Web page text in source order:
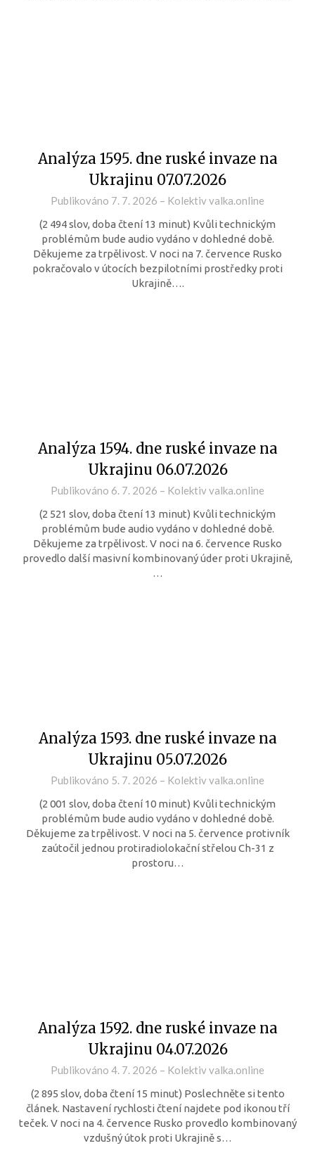
Analýza 1595. dne ruské invaze na
Ukrajinu 07.07.2026
Publikováno 7. 7. 2026 – Kolektiv valka.online
(2 494 slov, doba čtení 13 minut) Kvůli technickým
problémům bude audio vydáno v dohledné době.
Děkujeme za trpělivost. V noci na 7. července Rusko
pokračovalo v útocích bezpilotními prostředky proti
Ukrajině….
Analýza 1594. dne ruské invaze na
Ukrajinu 06.07.2026
Publikováno 6. 7. 2026 – Kolektiv valka.online
(2 521 slov, doba čtení 13 minut) Kvůli technickým
problémům bude audio vydáno v dohledné době.
Děkujeme za trpělivost. V noci na 6. července Rusko
provedlo další masivní kombinovaný úder proti Ukrajině,
…
Analýza 1593. dne ruské invaze na
Ukrajinu 05.07.2026
Publikováno 5. 7. 2026 – Kolektiv valka.online
(2 001 slov, doba čtení 10 minut) Kvůli technickým
problémům bude audio vydáno v dohledné době.
Děkujeme za trpělivost. V noci na 5. července protivník
zaútočil jednou protiradiolokační střelou Ch-31 z
prostoru…
Analýza 1592. dne ruské invaze na
Ukrajinu 04.07.2026
Publikováno 4. 7. 2026 – Kolektiv valka.online
(2 895 slov, doba čtení 15 minut) Poslechněte si tento
článek. Nastavení rychlosti čtení najdete pod ikonou tří
teček. V noci na 4. července Rusko provedlo kombinovaný
vzdušný útok proti Ukrajině s…